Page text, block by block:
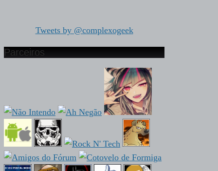
Tweets by @complexogeek
Parceiros